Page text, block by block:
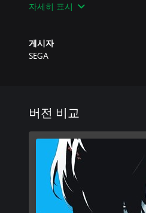
주인공은 기숙사에 들어온 며
동료들과 함께 세계의 수수께끼
시나리오와 등장 캐릭터 등 게
포함한
게임 전체를 더욱 사용자 친화
그래픽은 4K·60fps인 현행 최
UI 등을 모두 미려하게 쇄신했다.
캐릭터의 사이드 에피소드 및
션도 모두 신규 제작되어 더
자세히 표시
게시자
SEGA
버전 비교